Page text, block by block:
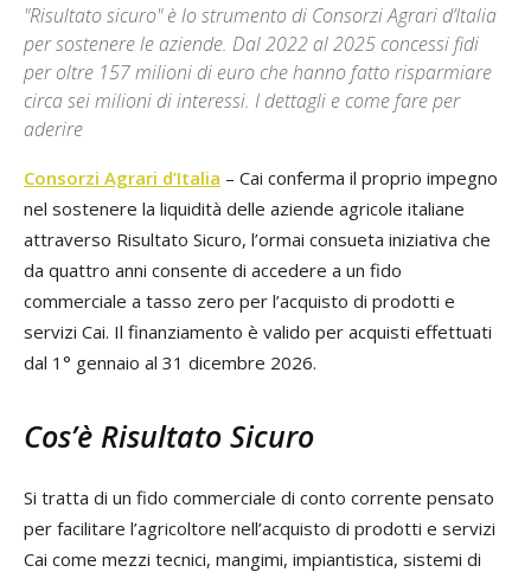
"Risultato sicuro" è lo strumento di Consorzi Agrari d’Italia
per sostenere le aziende. Dal 2022 al 2025 concessi fidi
per oltre 157 milioni di euro che hanno fatto risparmiare
circa sei milioni di interessi. I dettagli e come fare per
aderire
Consorzi Agrari d’Italia – Cai conferma il proprio impegno
nel sostenere la liquidità delle aziende agricole italiane
attraverso Risultato Sicuro, l’ormai consueta iniziativa che
da quattro anni consente di accedere a un fido
commerciale a tasso zero per l’acquisto di prodotti e
servizi Cai. Il finanziamento è valido per acquisti effettuati
dal 1° gennaio al 31 dicembre 2026.
Cos’è Risultato Sicuro
Si tratta di un fido commerciale di conto corrente pensato
per facilitare l’agricoltore nell’acquisto di prodotti e servizi
Cai come mezzi tecnici, mangimi, impiantistica, sistemi di